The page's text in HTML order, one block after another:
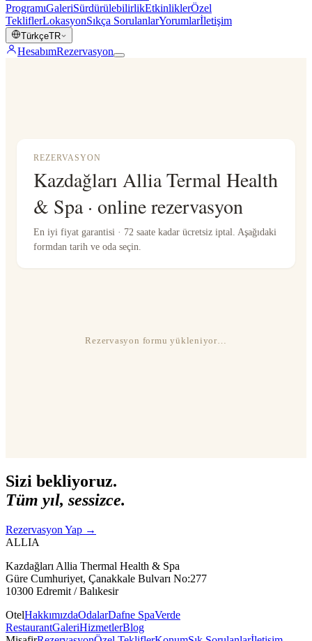
ProgramıGaleriSürdürülebilirlikEtkinliklerÖzel
TekliflerLokasyonSıkça SorulanlarYorumlarİletişim
TürkçeTR
HesabımRezervasyon
REZERVASYON
Kazdağları Allia Termal Health
& Spa · online rezervasyon
En iyi fiyat garantisi · 72 saate kadar ücretsiz iptal. Aşağıdaki
formdan tarih ve oda seçin.
Rezervasyon formu yükleniyor…
Sizi bekliyoruz.
Tüm yıl, sessizce.
Rezervasyon Yap →
ALLIA
Kazdağları Allia Thermal Health & Spa
Güre Cumhuriyet, Çanakkale Bulvarı No:277
10300 Edremit / Balıkesir
OtelHakkımızdaOdalarDafne SpaVerde
RestaurantGaleriHizmetlerBlog